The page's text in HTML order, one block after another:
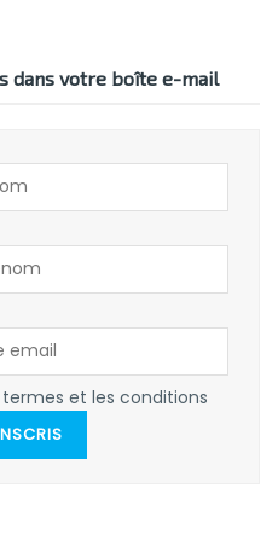
dans votre boîte e-mail
et les conditions